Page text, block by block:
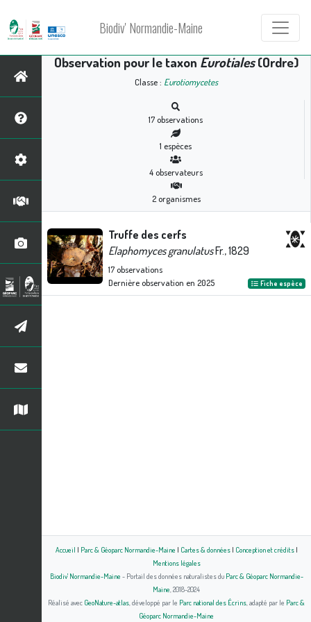
Biodiv' Normandie-Maine
Observation pour le taxon Eurotiales(Ordre)
Classe : Eurotiomycetes
17observations
1 espèces
4observateurs
2organismes
Truffe des cerfs
Elaphomyces granulatusFr., 1829
17observations
Dernière observation en 2025 Fiche espèce
Accueil | Parc & Géoparc Normandie-Maine | Cartes & données| Conception et crédits|
Mentions légales
Biodiv' Normandie-Maine - Portail des données naturalistes du Parc & Géoparc Normandie-
Maine , 2018-2024
Réalisé avec GeoNature-atlas , développé par le Parc national des Écrins , adapté par le Parc &
Géoparc Normandie-Maine